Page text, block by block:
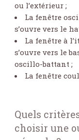
ou l’extérieur ;
La fenêtre
s’ouvre vers le
La fenêtre à
s’ouvre vers le
oscillo-battant ;
La fenêtre
Quels
choisir une